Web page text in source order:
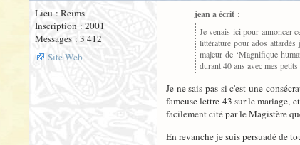
Lieu : Reims
Inscription : 2001
Messages : 3 412
Site Web
jean a écrit :
Je venais ici pour annoncer
littérature pour ados
majeur de ‘Magnifique
durant 40 ans avec mes
Je ne sais pas si c'est une
fameuse lettre 43 sur le mariage,
facilement cité par le Magistère
En revanche je suis persuadé de